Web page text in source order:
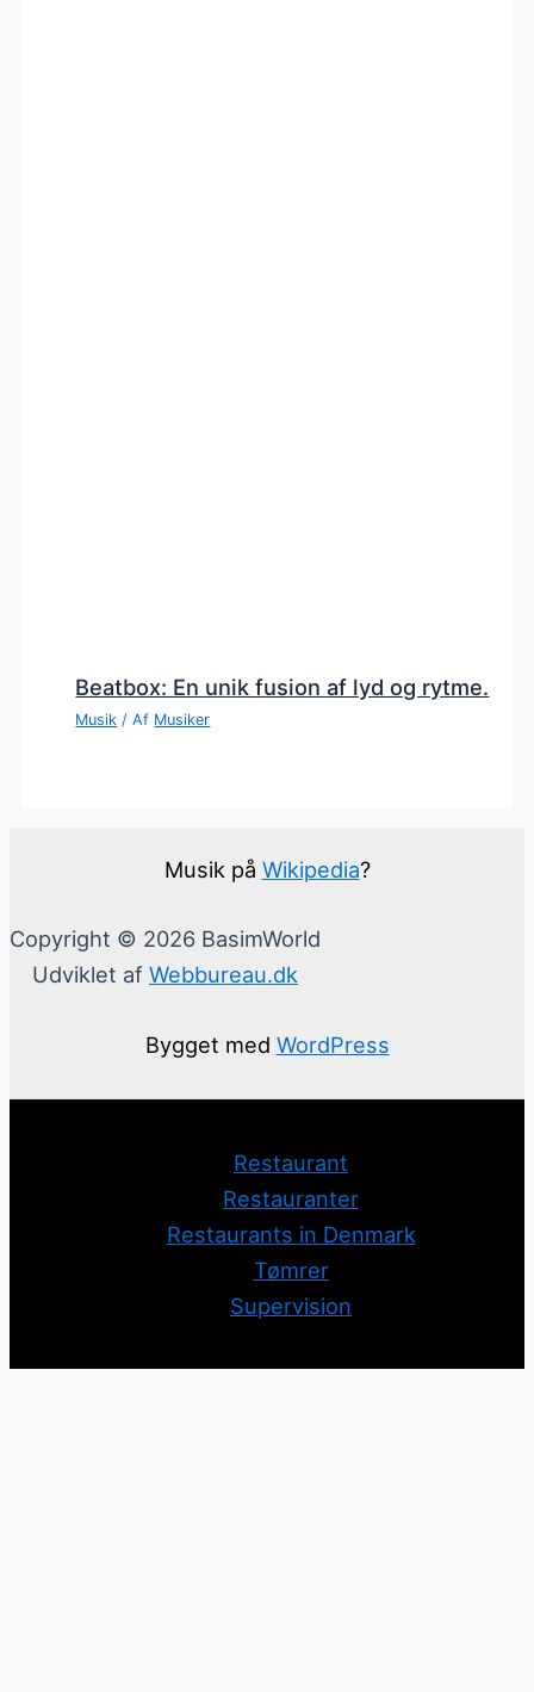
Beatbox: En unik fusion af lyd og rytme.
Musik / Af Musiker
Musik på Wikipedia?
Copyright © 2026 BasimWorld
Udviklet af Webbureau.dk
Bygget med WordPress
Restaurant
Restauranter
Restaurants in Denmark
Tømrer
Supervision